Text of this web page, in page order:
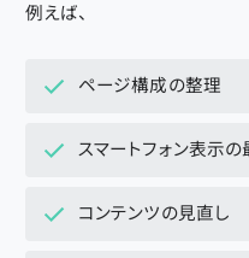
例えば、
ページ構成の整理
スマートフォン表示
コンテンツの見直し